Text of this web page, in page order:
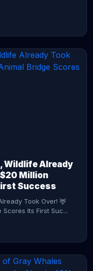
Wildlife Already
Million
Success
Took Over! 🦌
Scores Its First Suc...